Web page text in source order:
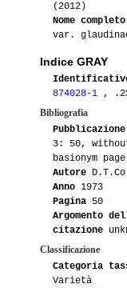
(2012)
Nome completo
var.
Indice GRAY
874028-1 ,
Bibliografia
Pubblicazione
3: 50,
basionym
Autore
Anno 1973
Pagina 50
Argomento
citazione
Classificazione
Categoria
Varietà